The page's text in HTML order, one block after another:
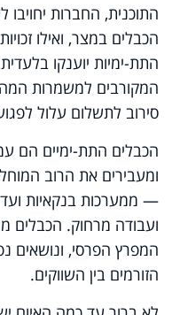
התוכנית, החברות
הכבלים במצר, ואילו
התת-ימיות יוענקו
המקורבים למשמרות
סירוב לתשלום עלול
הכבלים התת-ימיים הם
ומעבירים את הרוב
— ממערכות בנקאיות
ועבודה מרחוק. הכבלים
המפרץ הפרסי, ונושאים
הזורמים בין השווקים.